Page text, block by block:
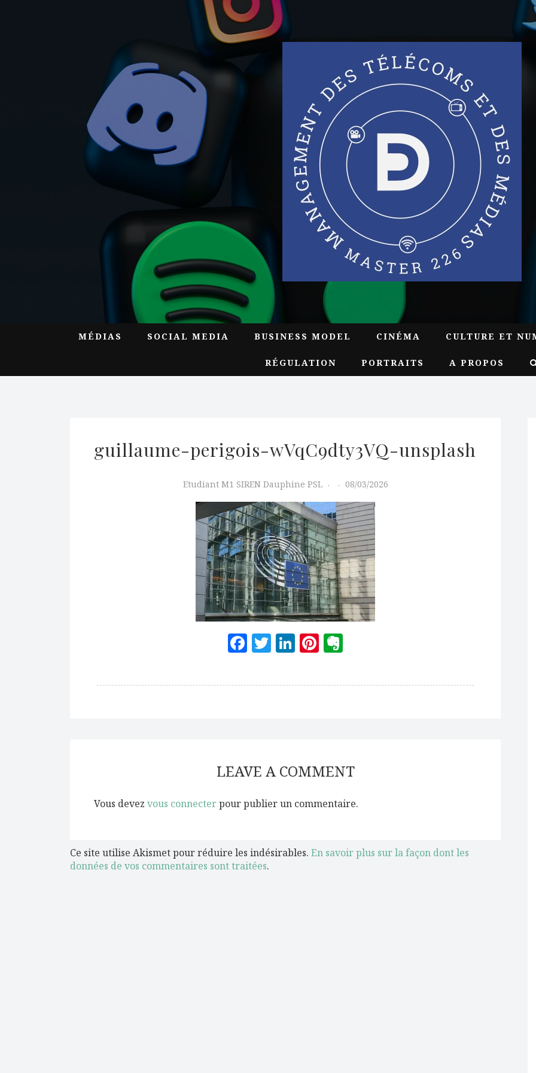
MÉDIAS SOCIAL MEDIA BUSINESS MODEL CINÉMA CULTURE ET
RÉGULATION PORTRAITS A PROPOS
guillaume-perigois-wVqC9dty3VQ-unsplash
Etudiant M1 SIREN Dauphine PSL 08/03/2026
Facebook
Twitter
LinkedIn
Pinterest
LEAVE A COMMENT
Vous devez vous connecterpour publier un commentaire.
Ce site utilise Akismet pour réduire les indésirables. En savoir plus sur la façon dont les
données de vos commentaires sont traitées.